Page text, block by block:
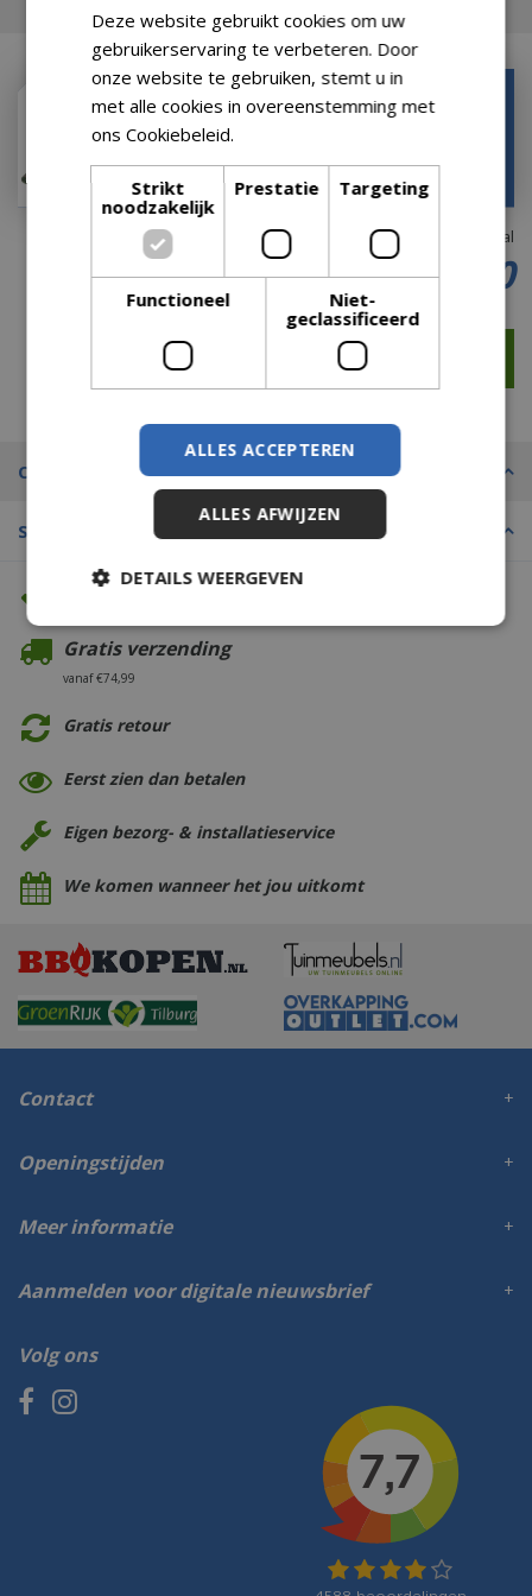
Oberon met elfjes -
l17,5xw12,5xh11,5cm
€27,99
Totaal
€239 20
Omschrijving
Specificaties
Altijd de beste prijs
Gratis verzending
vanaf €74,99
Gratis retour
Eerst zien dan betalen
Eigen bezorg- & installatieservice
We komen wanneer het jou uitkomt
Contact
Volg ons
Openingstijden
Meer informatie
Aanmelden voor digitale nieuwsbrief
Deze website gebruikt cookies om uw
gebruikerservaring te verbeteren. Door
onze website te gebruiken, stemt u in
met alle cookies in overeenstemming met
ons Cookiebeleid.
Strikt
noodzakelijk
Prestatie Targeting
Functioneel
Niet-
geclassificeerd
ALLES ACCEPTEREN
ALLES AFWIJZEN
DETAILS WEERGEVEN